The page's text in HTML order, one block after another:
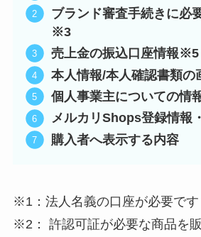
ブランド審査手続きに必
※3
売上金の振込口座情報※5
本人情報/本人確認書類の
個人事業主についての情
メルカリShops登録情報
購入者へ表示する内容
※1：法人名義の口座が必要です
※2： 許認可証が必要な商品を